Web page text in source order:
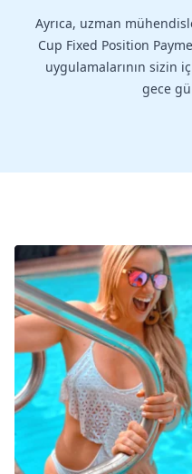
Ayrıca, uzman
Cup Fixed Position
uygulamalarının sizin
gece